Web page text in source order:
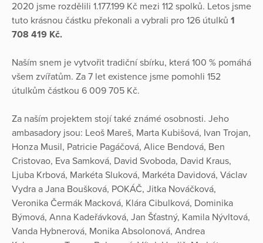
2020 jsme rozdělili 1.177.199 Kč mezi 112 spolků. Letos jsme
tuto krásnou částku překonali a vybrali pro 126 útulků 1
708 419 Kč.
Naším snem je vytvořit tradiční sbírku, která 100 % pomáhá
všem zvířatům. Za 7 let existence jsme pomohli 152
útulkům částkou 6 009 705 Kč.
Za naším projektem stojí také známé osobnosti. Jeho
ambasadory jsou: Leoš Mareš, Marta Kubišová, Ivan Trojan,
Honza Musil, Patricie Pagáčová, Alice Bendová, Ben
Cristovao, Eva Samková, David Svoboda, David Kraus,
Ljuba Krbová, Markéta Sluková, Markéta Davidová, Václav
Vydra a Jana Boušková, POKÁČ, Jitka Nováčková,
Veronika Čermák Macková, Klára Cibulková, Dominika
Býmová, Anna Kadeřávková, Jan Šťastný, Kamila Nývltová,
Vanda Hybnerová, Monika Absolonová, Andrea